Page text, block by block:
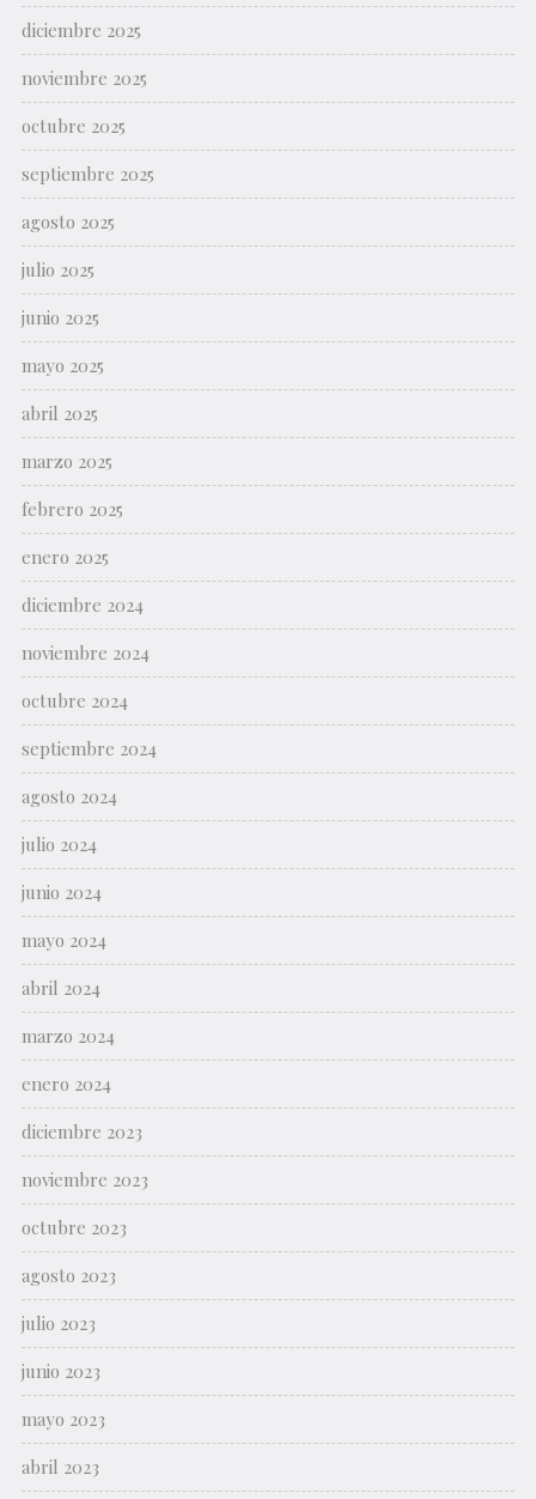
diciembre 2025
noviembre 2025
octubre 2025
septiembre 2025
agosto 2025
julio 2025
junio 2025
mayo 2025
abril 2025
marzo 2025
febrero 2025
enero 2025
diciembre 2024
noviembre 2024
octubre 2024
septiembre 2024
agosto 2024
julio 2024
junio 2024
mayo 2024
abril 2024
marzo 2024
enero 2024
diciembre 2023
noviembre 2023
octubre 2023
agosto 2023
julio 2023
junio 2023
mayo 2023
abril 2023